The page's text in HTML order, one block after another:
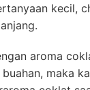
kecil,
aroma
maka